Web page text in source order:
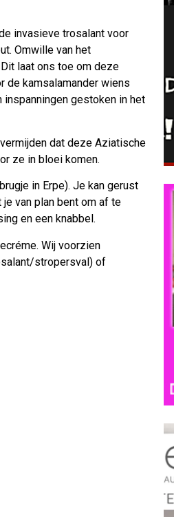
invasieve trosalant voor
Omwille van het
laat ons toe om deze
de kamsalamander wiens
inspanningen gestoken in het
dat deze Aziatische
ze in bloei komen.
in Erpe). Je kan gerust
van plan bent om af te
en een knabbel.
Wij voorzien
stropersval) of